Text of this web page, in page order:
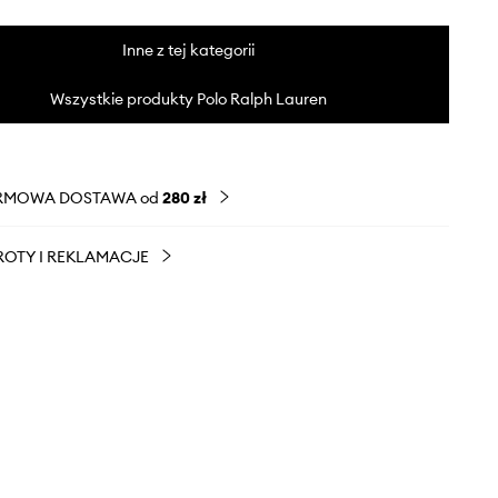
Inne z tej kategorii
Wszystkie produkty Polo Ralph Lauren
DOSTAWA od 280 zł
I REKLAMACJE